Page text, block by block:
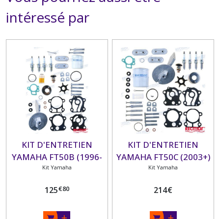
intéressé par
KIT D'ENTRETIEN
YAMAHA FT50B (1996-
02)
Kit Yamaha
125€80
KIT D'ENTRETIEN
YAMAHA FT50C (2003+)
+ HUILE MOTEUR ET
Kit Yamaha
214€